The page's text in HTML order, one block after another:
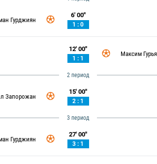
Гурджиян
6' 00''
1 : 0
12' 00''
1 : 1
Максим
2 период
Запорожан
15' 00''
2 : 1
3 период
Гурджиян
27' 00''
3 : 1